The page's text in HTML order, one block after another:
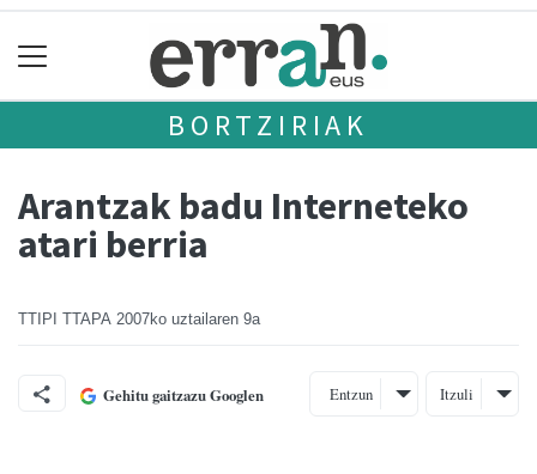
BORTZIRIAK
Arantzak badu Interneteko
atari berria
TTIPI TTAPA 2007ko uztailaren 9a
Gehitu gaitzazu Googlen Entzun Itzuli